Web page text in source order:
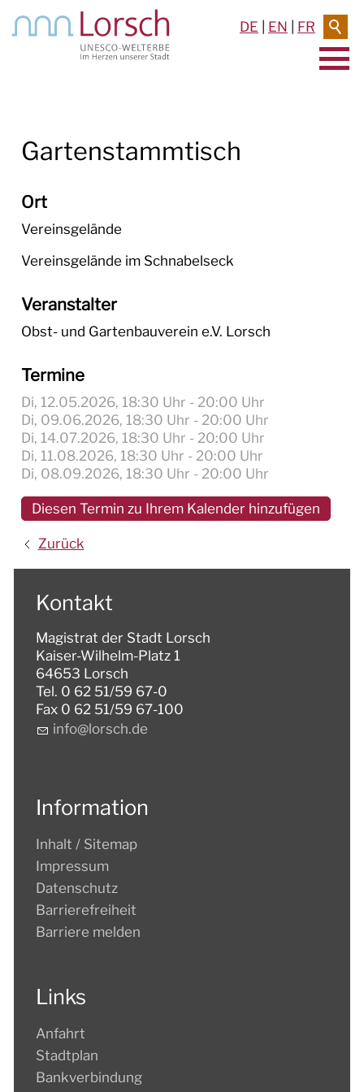
DE EN FR
RATHAUS & SERVICE
LEBEN IN LORSCH
KULTUR
TOURISMUS
Gartenstammtisch
Ort
Vereinsgelände
Vereinsgelände im Schnabelseck
Veranstalter
Obst- und Gartenbauverein e.V. Lorsch
Termine
Di, 12.05.2026, 18:30 Uhr - 20:00 Uhr
Di, 09.06.2026, 18:30 Uhr - 20:00 Uhr
Di, 14.07.2026, 18:30 Uhr - 20:00 Uhr
Di, 11.08.2026, 18:30 Uhr - 20:00 Uhr
Di, 08.09.2026, 18:30 Uhr - 20:00 Uhr
Diesen Termin zu Ihrem Kalender hinzufügen
Zurück
Kontakt
Magistrat der Stadt Lorsch
Kaiser-Wilhelm-Platz 1
64653 Lorsch
Tel. 0 62 51/59 67-0
Fax 0 62 51/59 67-100
nf
l rsch d
Information
Inhalt / Sitemap
Impressum
Datenschutz
Barrierefreiheit
Barriere melden
Links
Anfahrt
Stadtplan
Bankverbindung